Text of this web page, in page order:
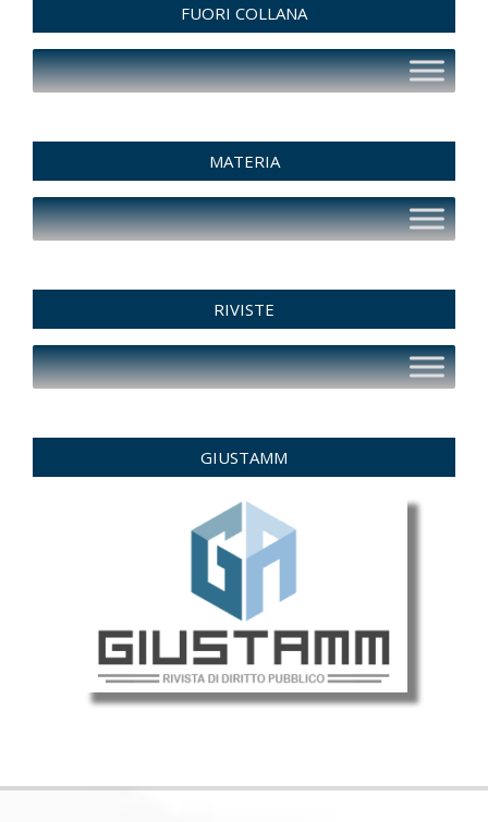
FUORI COLLANA
MATERIA
RIVISTE
GIUSTAMM